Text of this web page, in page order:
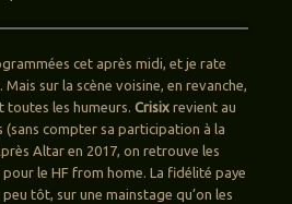
cet après midi, et je rate
sur la scène voisine, en revanche,
toutes les humeurs. Crisixrevient au
compter sa participation à la
Altar en 2017, on retrouve les
le HF from home. La fidélité paye
peu tôt, sur une mainstage qu’on les